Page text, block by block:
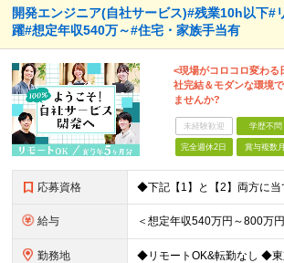
開発エンジニア(自社サービス)#残業10h以下#
躍#想定年収540万～#住宅・家族手当有
<現場がコロコロ変わる
社完結＆モダンな環境
ませんか?
未経験歓迎 学歴不問
完全週休2日 賞与複数月
応募資格
給与
勤務地